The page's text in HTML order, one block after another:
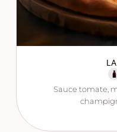
Sauce tomate,